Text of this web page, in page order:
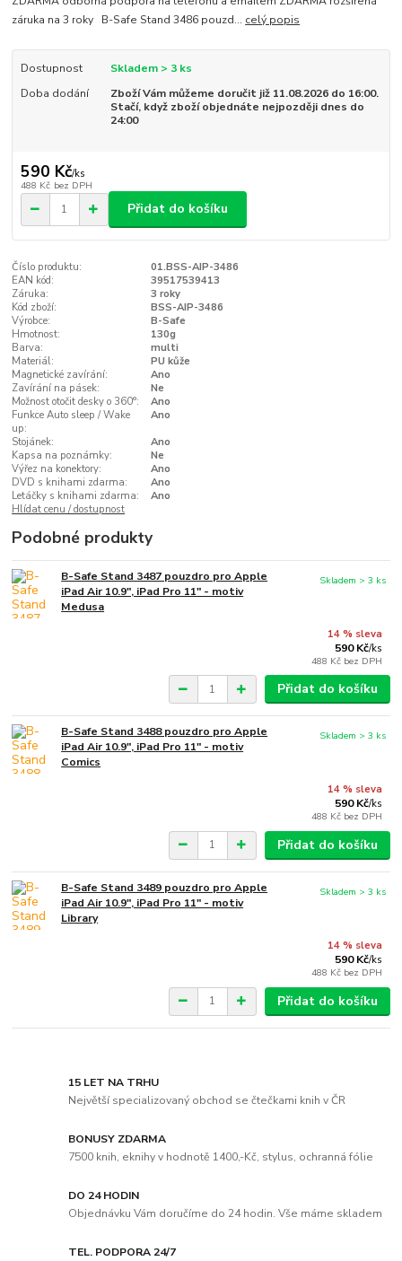
záruka na 3 roky B-Safe Stand 3486 pouzd... celý popis
Dostupnost
Skladem > 3 ks
Doba dodání
Zboží Vám můžeme doručit již 11.08.2026 do 16:00.
Stačí, když zboží objednáte nejpozději dnes do
24:00
590 Kč/ks
488 Kč bez DPH
Přidat do košíku
Číslo produktu:
01.BSS-AIP-3486
EAN kód:
39517539413
Záruka:
3 roky
Kód zboží:
BSS-AIP-3486
Výrobce:
B-Safe
Hmotnost:
130g
Barva:
multi
Materiál:
PU kůže
Magnetické zavírání:
Ano
Zavírání na pásek:
Ne
Možnost otočit desky o 360°:
Ano
Funkce Auto sleep / Wake
up:
Ano
Stojánek:
Ano
Kapsa na poznámky:
Ne
Výřez na konektory:
Ano
DVD s knihami zdarma:
Ano
Letáčky s knihami zdarma:
Ano
Hlídat cenu / dostupnost
Podobné produkty
B-Safe Stand 3487 pouzdro pro Apple
iPad Air 10.9", iPad Pro 11" - motiv
Medusa
14 % sleva
590 Kč/ks
488 Kč bez DPH
Skladem > 3 ks
Přidat do košíku
B-Safe Stand 3488 pouzdro pro Apple
iPad Air 10.9", iPad Pro 11" - motiv
Comics
14 % sleva
590 Kč/ks
488 Kč bez DPH
Skladem > 3 ks
Přidat do košíku
B-Safe Stand 3489 pouzdro pro Apple
iPad Air 10.9", iPad Pro 11" - motiv
Library
14 % sleva
590 Kč/ks
488 Kč bez DPH
Skladem > 3 ks
Přidat do košíku
15 LET NA TRHU
Největší specializovaný obchod se čtečkami knih v ČR
BONUSY ZDARMA
7500 knih, eknihy v hodnotě 1400,-Kč, stylus, ochranná fólie
DO 24 HODIN
Objednávku Vám doručíme do 24 hodin. Vše máme skladem
TEL. PODPORA 24/7